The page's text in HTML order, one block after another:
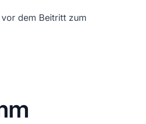
dem Beitritt zum